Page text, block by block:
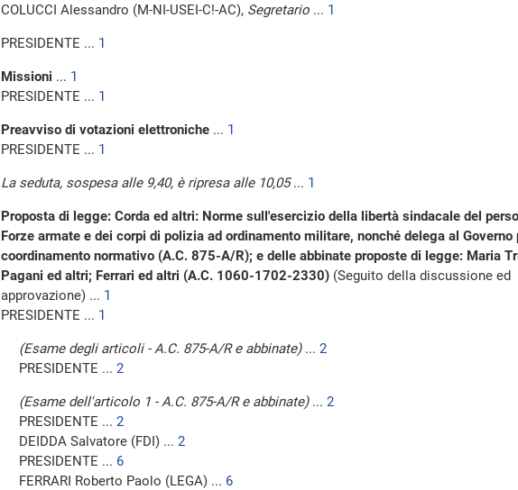
COLUCCI Alessandro (M-NI-USEI-C!-AC), Segretario ... 1
PRESIDENTE ... 1
Missioni ... 1
PRESIDENTE ... 1
Preavviso di votazioni elettroniche ... 1
PRESIDENTE ... 1
La seduta, sospesa alle 9,40, è ripresa alle 10,05... 1
Proposta di legge: Corda ed altri: Norme sull'esercizio della libertà sindacale del
Forze armate e dei corpi di polizia ad ordinamento militare, nonché delega al Governo
coordinamento normativo (A.C. 875-A/R); e delle abbinate proposte di legge: Maria
Pagani ed altri; Ferrari ed altri (A.C. 1060-1702-2330) (Seguito della discussione ed
approvazione) ... 1
PRESIDENTE ... 1
(Esame degli articoli - A.C. 875-A/R e abbinate)... 2
PRESIDENTE ... 2
(Esame dell'articolo 1 - A.C. 875-A/R e abbinate)... 2
PRESIDENTE ... 2
DEIDDA Salvatore (FDI) ... 2
PRESIDENTE ... 6
FERRARI Roberto Paolo (LEGA) ... 6